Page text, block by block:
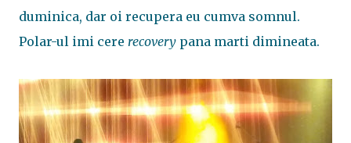
duminica, dar oi recupera eu cumva somnul.
Polar-ul imi cere recovery pana marti dimineata.